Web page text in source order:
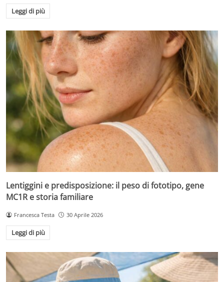
Leggi di più
Lentiggini e predisposizione: il peso di fototipo, gene
MC1R e storia familiare
Francesca Testa 30 Aprile 2026
Leggi di più